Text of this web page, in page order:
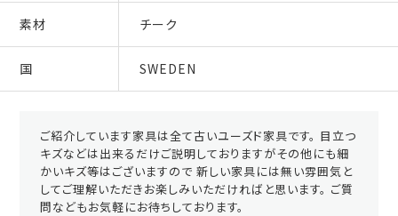
素材 チーク
国 SWEDEN
ご紹介しています家具は全て古いユーズド家具です。 目立つ
キズなどは出来るだけご説明しておりますがその他にも細
かいキズ等はございますので 新しい家具には無い雰囲気と
してご理解いただきお楽しみいただければと思います。 ご質
問などもお気軽にお待ちしております。